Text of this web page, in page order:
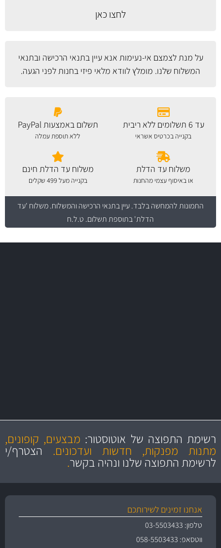
לחצו כאן
על מנת לצמצם אי-נעימות אנא עייןבתנאי הרכישה ובתנאי
המשלוח שלנו. מומלץ לוודא מלאי פיזי בחנות לפני הגעה.
עד 6 תשלומים ללא ריבית
בקנייה בכרטיס אשראי
תשלום באמצעות PayPal
ללא תוספת עמלה
משלוח עד הדלת
או באיסוף עצמי מהחנות
משלוח עד הדלת חינם
בקנייה מעל 499 שקלים
התמונות להמחשה בלבד.עיין בתנאי הרכישה והמשלוח. משלוח 'עד
הדלת' בתוספת תשלום. ט.ל.ח
מקצועיות
ושירות מצויין
מחירים
הוגנים
והיצע מוצרים איכותירשימת התפוצה של אוטוסטור: מבצעים, קופונים,
מתנות מפנקות, חדשות ועדכונים. הצטרף/י
לרשימת התפוצה שלנו ונהיה בקשר.
אנחנו זמינים לשירותכם
טלפון: 03-5503433
ווטסאפ: 058-5503433